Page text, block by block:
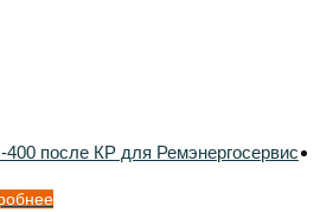
после КР для Ремэнергосервис